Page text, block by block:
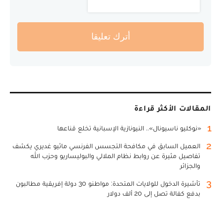
أترك تعليقا
المقالات الأكثر قراءة
1 «نوكليو ناسيونال».. النيونازية الإسبانية تخلع قناعها
2
العميل السابق في مكافحة التجسس الفرنسي ماثيو غديري يكشف
تفاصيل مثيرة عن روابط نظام الملالي والبوليساريو وحزب الله
والجزائر
3
تأشيرة الدخول للولايات المتحدة: مواطنو 30 دولة إفريقية مطالبون
بدفع كفالة تصل إلى 20 ألف دولار